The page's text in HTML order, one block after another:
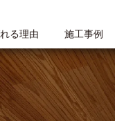
る理由 施工事例